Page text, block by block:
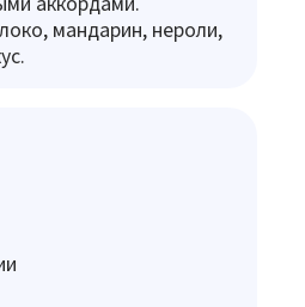
мандарин, нероли,